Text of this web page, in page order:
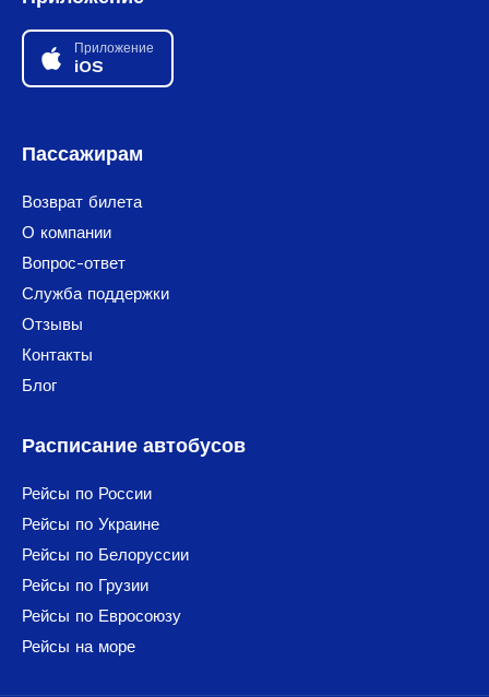
Приложение
iOS
Пассажирам
Возврат билета
О компании
Вопрос-ответ
Служба поддержки
Отзывы
Контакты
Блог
Расписание автобусов
Рейсы по России
Рейсы по Украине
Рейсы по Белоруссии
Рейсы по Грузии
Рейсы по Евросоюзу
Рейсы на море